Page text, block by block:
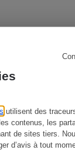
utilisent des
contenus, les
de sites tiers.
d’avis à tout